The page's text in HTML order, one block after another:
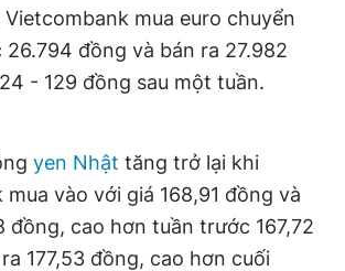
số 110/GP - BTTTT cấp ngày 24.3.2020
thuộc về Báo Thanh Niên. Cấm sao
thức nếu không có sự chấp thuận bằng văn
ePi Technologies, JSC.
mua euro chuyển
26.794 đồng và bán ra 27.982
- 129 đồng sau một tuần.
yen Nhật tăng trở lại khi
vào với giá 168,91 đồng và
đồng, cao hơn tuần trước 167,72
177,53 đồng, cao hơn cuối